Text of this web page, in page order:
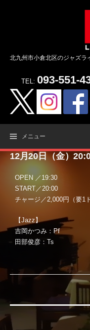
北九州市小倉北区のジャズラ
TEL: 093-551-
メニュー
12月20日（金）
OPEN ／19:30
START／20:00
チャージ／2,000円（要1
【Jazz】
吉岡かつみ：Pf
田部俊彦：Ts